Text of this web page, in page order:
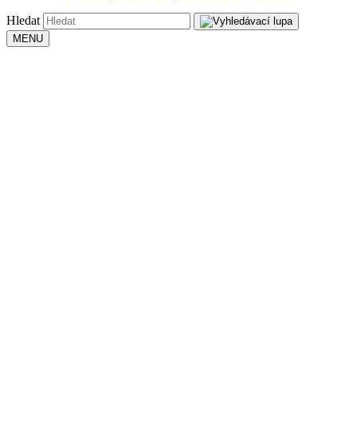
Hledat
MENU